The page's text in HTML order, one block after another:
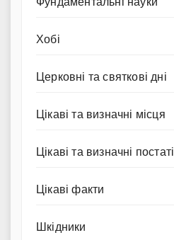
Хобі
Церковні та святкові дні
Цікаві та визначні місця
Цікаві та визначні постаті
Цікаві факти
Шкідники